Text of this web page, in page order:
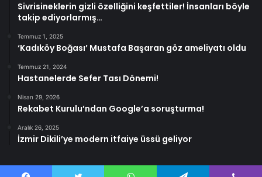
Sivrisineklerin gizli özelliğini keşfettiler! İnsanları böyle
takip ediyorlarmış…
Temmuz 1, 2025
‘Kadıköy Boğası’ Mustafa Başaran göz ameliyatı oldu
Temmuz 21, 2024
Hastanelerde Sefer Tası Dönemi!
Nisan 29, 2026
Rekabet Kurulu’ndan Google’a soruşturma!
Aralık 26, 2025
İzmir Dikili’ye modern itfaiye üssü geliyor